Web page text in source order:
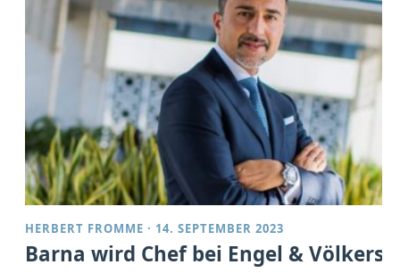
HERBERT FROMME · 14. SEPTEMBER 2023
Barna wird Chef bei Engel & Völkers